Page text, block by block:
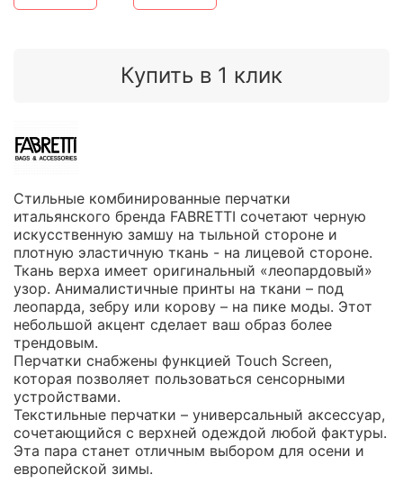
Купить в 1 клик
Стильные комбинированные перчатки
итальянского бренда FABRETTI сочетают черную
искусственную замшу на тыльной стороне и
плотную эластичную ткань - на лицевой стороне.
Ткань верха имеет оригинальный «леопардовый»
узор. Анималистичные принты на ткани – под
леопарда, зебру или корову – на пике моды. Этот
небольшой акцент сделает ваш образ более
трендовым.
Перчатки снабжены функцией Touch Screen,
которая позволяет пользоваться сенсорными
устройствами.
Текстильные перчатки – универсальный аксессуар,
сочетающийся с верхней одеждой любой фактуры.
Эта пара станет отличным выбором для осени и
европейской зимы.